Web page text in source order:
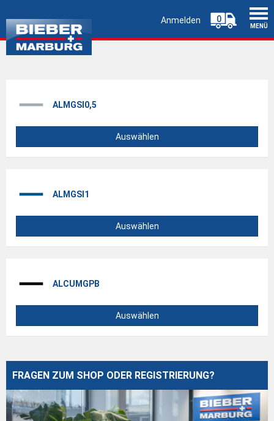
Anmelden 0
MENÜ
ALMGSI0,5
Auswählen
ALMGSI1
Auswählen
ALCUMGPB
Auswählen
FRAGEN ZUM SHOP ODER REGISTRIERUNG?